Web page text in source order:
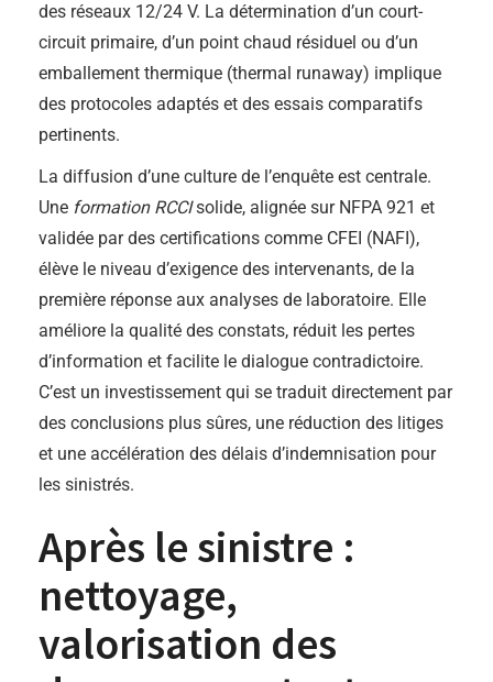
des réseaux 12/24 V. La détermination d’un court-
circuit primaire, d’un point chaud résiduel ou d’un
emballement thermique (thermal runaway) implique
des protocoles adaptés et des essais comparatifs
pertinents.
La diffusion d’une culture de l’enquête est centrale.
Une formation RCCIsolide, alignée sur NFPA 921 et
validée par des certifications comme CFEI (NAFI),
élève le niveau d’exigence des intervenants, de la
première réponse aux analyses de laboratoire. Elle
améliore la qualité des constats, réduit les pertes
d’information et facilite le dialogue contradictoire.
C’est un investissement qui se traduit directement par
des conclusions plus sûres, une réduction des litiges
et une accélération des délais d’indemnisation pour
les sinistrés.
Après le sinistre :
nettoyage,
valorisation des